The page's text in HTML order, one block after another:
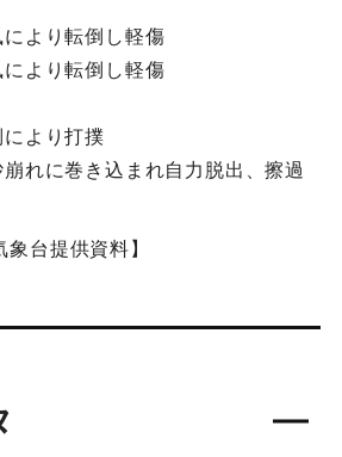
により転倒し軽傷
により転倒し軽傷
により打撲
崩れに巻き込まれ自力脱出、擦過
象台提供資料】